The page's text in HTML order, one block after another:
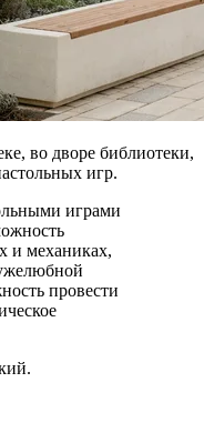
во дворе библиотеки,
игр.
играми
и механиках,
провести